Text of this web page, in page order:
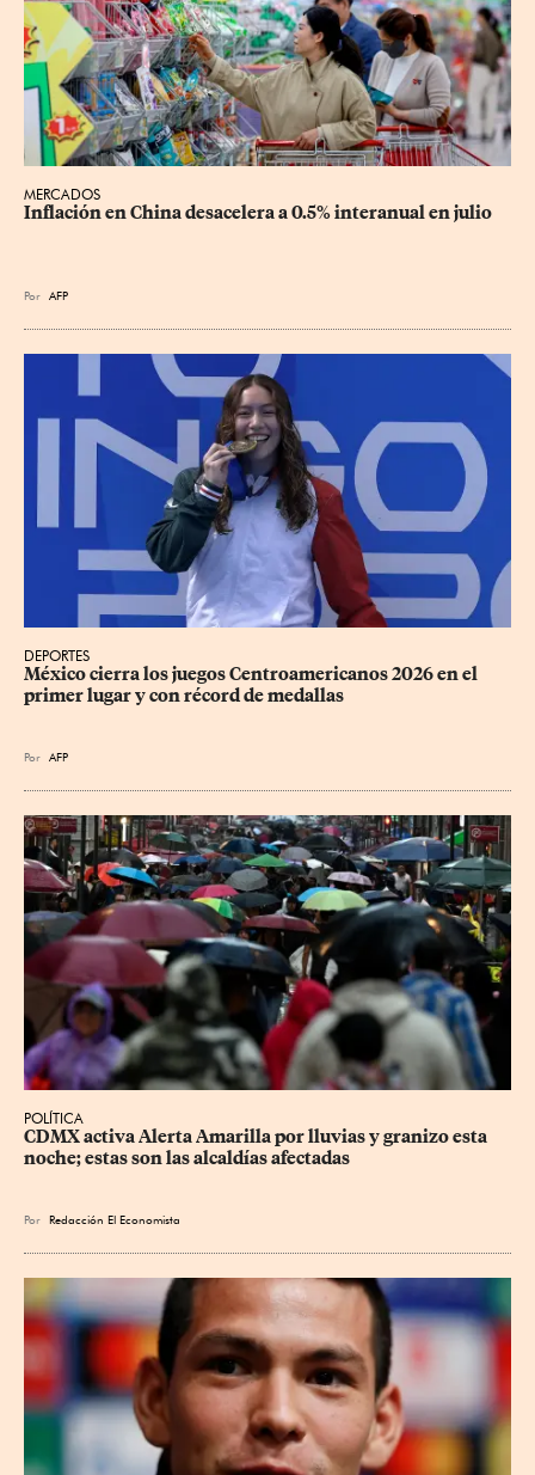
MERCADOS
Inflación en China desacelera a 0.5% interanual en julio
Por AFP
DEPORTES
México cierra los juegos Centroamericanos 2026 en el
primer lugar y con récord de medallas
Por AFP
POLÍTICA
CDMX activa Alerta Amarilla por lluvias y granizo esta
noche; estas son las alcaldías afectadas
Por Redacción El Economista